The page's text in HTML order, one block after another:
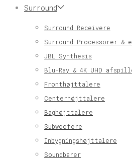
Surround
Surround Receivere
Surround Processorer
JBL Synthesis
Blu-Ray & 4K UHD
Fronthøjttalere
Centerhøjttalere
Baghøjttalere
Subwoofere
Inbygningshøjttalere
Soundbarer